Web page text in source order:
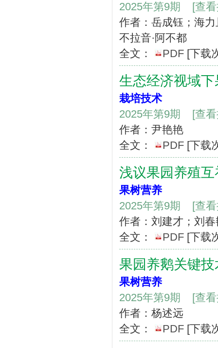
2025年第9期
[查
作者：岳成钰；海力
不拉音·阿不都
全文：
PDF [下载
生态经济视域
栽培技术
2025年第9期
[查
作者：尹艳艳
全文：
PDF [下载
浅议果园养殖
果树营养
2025年第9期
[查
作者：刘建才；刘
全文：
PDF [下载
果园养鹅关键
果树营养
2025年第9期
[查
作者：杨述远
全文：
PDF [下载